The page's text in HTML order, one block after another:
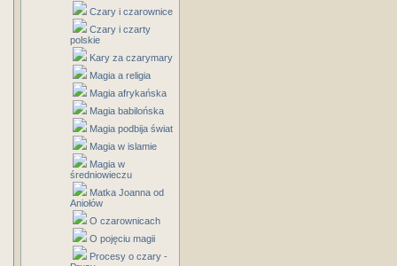
Czary i czarownice
Czary i czarty
polskie
Kary za czarymary
Magia a religia
Magia afrykańska
Magia babilońska
Magia podbija świat
Magia w islamie
Magia w
średniowieczu
Matka Joanna od
Aniołów
O czarownicach
O pojęciu magii
Procesy o czary -